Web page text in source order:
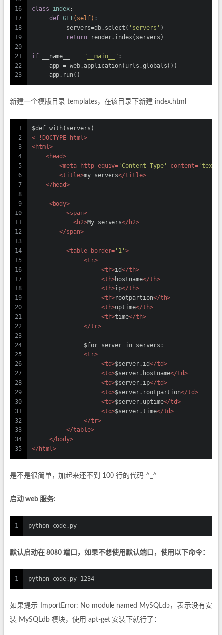
16
17
18
19
20
21
22
23
class index :
def GET(self) :
          servers=db.select(
'servers' )
return render.index(servers)
if __name__ == "__main__" :
     app = web.application(urls,globals())
     app.run()
新建一个模版目录 templates，在该目录下新建 index.html
1
2
3
4
5
6
7
8
9
10
11
12
13
14
15
16
17
18
19
20
21
22
23
24
25
26
27
28
29
30
31
32
33
34
35
$def with(servers)
< ! DOCTYPE html>
<html>
<head>
<meta http-equiv= 'Content-Type' content= 'text/
<title>my servers</title>
</ head>
<body>
<span>
<h2>My servers</ h2>
</span>
<table border= '1' >
<tr>
<th>id</th>
<th>hostname</th>
<th>ip</th>
<th>rootpartion</th>
<th>uptime</th>
<th>time</th>
</tr>
               $for server in servers:
<tr>
<td>$server.id</td>
<td>$server.hostname</td>
<td>$server.ip</td>
<td>$server.rootpartion</td>
<td>$server.uptime</td>
<td>$server.time</td>
</tr>
</table>
</ body>
</ html>
是不是很简单，加起来还不到 100 行的代码 ^_^
启动 web 服务:
1 python code.py
默认启动在 8080 端口，如果不想使用默认端口，使用以下命令：
1 python code.py 1234
如果提示 ImportError: No module named MySQLdb，表示没有安
装 MySQLdb 模块，使用 apt-get 安装下就行了：